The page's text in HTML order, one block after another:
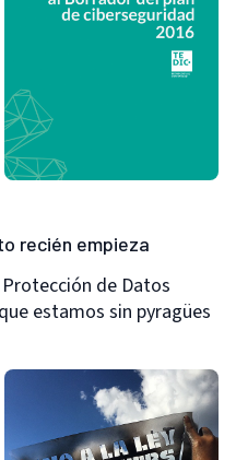
recién empieza
de Datos
estamos sin pyragües